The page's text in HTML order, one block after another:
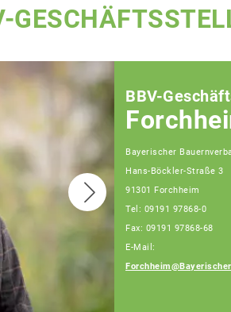
Joachim Grau,
Fachberater
BBV-
Bayerischer
Hans-Böckler-Straße 3
91301 Forchheim
Tel: 09191 97868-0
Fax: 09191 97868-68
E-Mail: